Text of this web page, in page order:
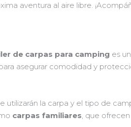
aventura al aire libre.
de carpas para camping es
asegurar comodidad y
utilizarán la carpa y el tipo de
carpas familiares, que